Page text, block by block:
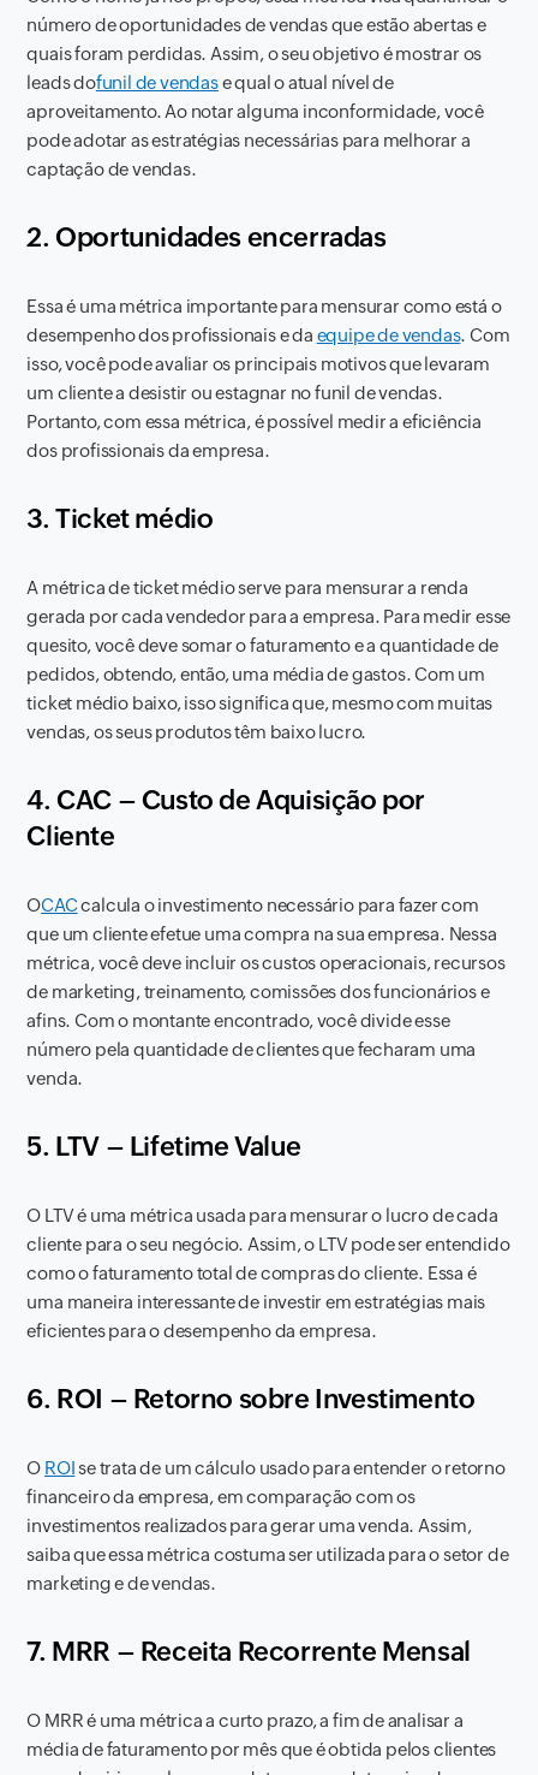
número de oportunidades de vendas que estão abertas e
quais foram perdidas. Assim, o seu objetivo é mostrar os
leads dofunil de vendase qual o atual nível de
aproveitamento. Ao notar alguma inconformidade, você
pode adotar as estratégias necessárias para melhorar a
captação de vendas.
2. Oportunidades encerradas
Essa é uma métrica importante para mensurar como está o
desempenho dos profissionais e da equipe de vendas. Com
isso, você pode avaliar os principais motivos que levaram
um cliente a desistir ou estagnar no funil de vendas.
Portanto, com essa métrica, é possível medir a eficiência
dos profissionais da empresa.
3. Ticket médio
A métrica de ticket médio serve para mensurar a renda
gerada por cada vendedor para a empresa. Para medir esse
quesito, você deve somar o faturamento e a quantidade de
pedidos, obtendo, então, uma média de gastos. Com um
ticket médio baixo, isso significa que, mesmo com muitas
vendas, os seus produtos têm baixo lucro.
4. CAC – Custo de Aquisição por
Cliente
OCACcalcula o investimento necessário para fazer com
que um cliente efetue uma compra na sua empresa. Nessa
métrica, você deve incluir os custos operacionais, recursos
de marketing, treinamento, comissões dos funcionários e
afins. Com o montante encontrado, você divide esse
número pela quantidade de clientes que fecharam uma
venda.
5. LTV – Lifetime Value
O LTV é uma métrica usada para mensurar o lucro de cada
cliente para o seu negócio. Assim, o LTV pode ser entendido
como o faturamento total de compras do cliente. Essa é
uma maneira interessante de investir em estratégias mais
eficientes para o desempenho da empresa.
6. ROI – Retorno sobre Investimento
O ROIse trata de um cálculo usado para entender o retorno
financeiro da empresa, em comparação com os
investimentos realizados para gerar uma venda. Assim,
saiba que essa métrica costuma ser utilizada para o setor de
marketing e de vendas.
7. MRR – Receita Recorrente Mensal
O MRR é uma métrica a curto prazo, a fim de analisar a
média de faturamento por mês que é obtida pelos clientes